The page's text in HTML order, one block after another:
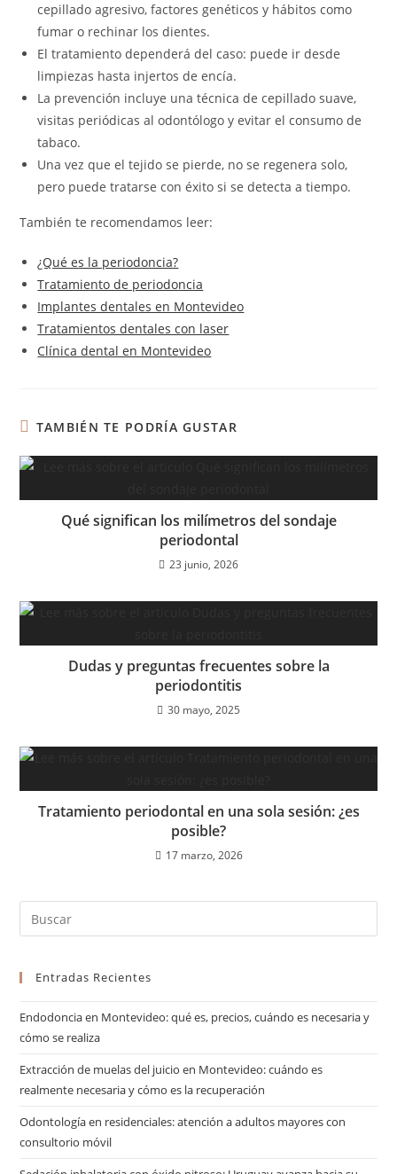
cepillado agresivo, factores genéticos y hábitos como
fumar o rechinar los dientes.
El tratamiento dependerá del caso: puede ir desde
limpiezas hasta injertos de encía.
La prevención incluye una técnica de cepillado suave,
visitas periódicas al odontólogo y evitar el consumo de
tabaco.
Una vez que el tejido se pierde, no se regenera solo,
pero puede tratarse con éxito si se detecta a tiempo.
También te recomendamos leer:
¿Qué es la periodoncia?
Tratamiento de periodoncia
Implantes dentales en Montevideo
Tratamientos dentales con laser
Clínica dental en Montevideo
TAMBIÉN TE PODRÍA GUSTAR
Qué significan los milímetros del sondaje
periodontal
23 junio, 2026
Dudas y preguntas frecuentes sobre la
periodontitis
30 mayo, 2025
Tratamiento periodontal en una sola sesión: ¿es
posible?
17 marzo, 2026
Entradas Recientes
Endodoncia en Montevideo: qué es, precios, cuándo es necesaria y
cómo se realiza
Extracción de muelas del juicio en Montevideo: cuándo es
realmente necesaria y cómo es la recuperación
Odontología en residenciales: atención a adultos mayores con
consultorio móvil